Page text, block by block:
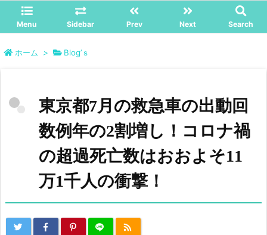
Menu Sidebar Prev Next Search
ホーム > Blog’ｓ
東京都7月の救急車の出動回
数例年の2割増し！コロナ禍
の超過死亡数はおおよそ11
万1千人の衝撃！